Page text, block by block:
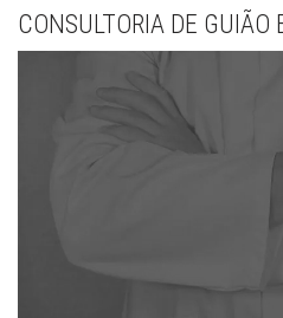
CONSULTORIA DE GUIÃO